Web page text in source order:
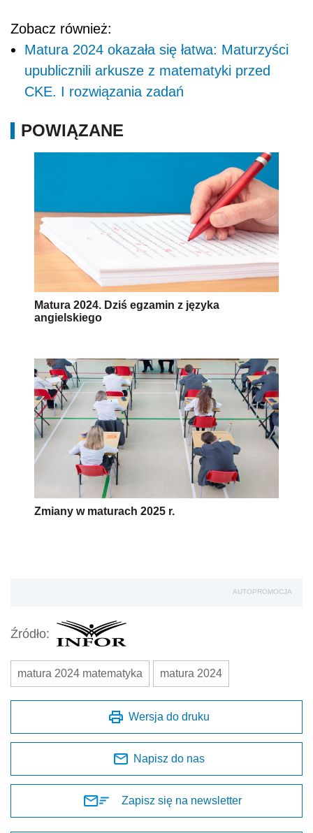
Zobacz również:
Matura 2024 okazała się łatwa: Maturzyści
upublicznili arkusze z matematyki przed
CKE. I rozwiązania zadań
POWIĄZANE
Matura 2024. Dziś egzamin z języka
angielskiego
Zmiany w maturach 2025 r.
AUTOPROMOCJA
Źródło:
matura 2024 matematyka matura 2024
Wersja do druku
Napisz do nas
Zapisz się na newsletter